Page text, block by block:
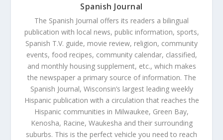
Spanish Journal
The Spanish Journal offers its readers a bilingual
publication with local news, public information, sports,
Spanish T.V. guide, movie review, religion, community
events, food recipes, community calendar, classified,
and monthly housing supplement, etc., which makes
the newspaper a primary source of information. The
Spanish Journal, Wisconsin’s largest leading weekly
Hispanic publication with a circulation that reaches the
Hispanic communities in Milwaukee, Green Bay,
Kenosha, Racine, Waukesha and their surrounding
suburbs. This is the perfect vehicle you need to reach